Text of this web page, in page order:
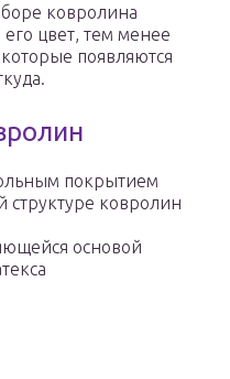
ковролина
его цвет, тем менее
появляются
покрытием
структуре ковролин
основой